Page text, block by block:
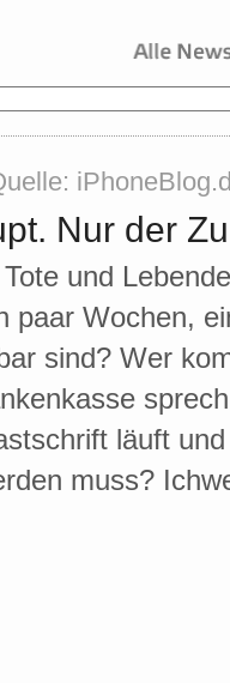
Nur der
und
paar Wochen,
sind? Wer
läuft
muss?